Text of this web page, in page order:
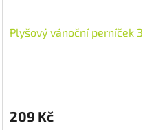
Plyšový vánoční perníček
209 Kč